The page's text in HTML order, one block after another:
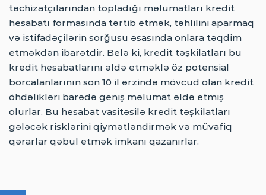
PRESS-RELIZ
ŞIKAYƏT VƏ TƏKLIFLƏR
ƏLAQƏ
AZ
təchizatçılarından topladığı məlumatları kredit
hesabatı formasında tərtib etmək, təhlilini aparmaq
və istifadəçilərin sorğusu əsasında onlara təqdim
etməkdən ibarətdir. Belə ki, kredit təşkilatları bu
kredit hesabatlarını əldə etməklə öz potensial
borcalanlarının son 10 il ərzində mövcud olan kredit
öhdəlikləri barədə geniş məlumat əldə etmiş
olurlar. Bu hesabat vasitəsilə kredit təşkilatları
gələcək risklərini qiymətləndirmək və müvafiq
qərarlar qəbul etmək imkanı qazanırlar.